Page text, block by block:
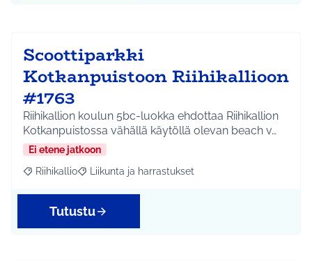
Scoottiparkki
Kotkanpuistoon Riihikallioon
#1763
Riihikallion koulun 5bc-luokka ehdottaa Riihikallion
Kotkanpuistossa vähällä käytöllä olevan beach v…
Ei etene jatkoon
Rajaa tulokset aihepiirin mukaan: Riihikallio
Riihikallio Rajaa tulokset teeman mukaan: Liikunta ja
Liikunta ja harrastukset
Tutustu